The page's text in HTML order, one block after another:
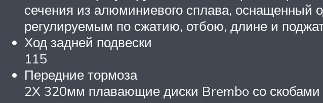
сечения из алюминиевого сплава, оснащенный
регулируемым по сжатию, отбою, длине и
Ход задней подвески
115
Передние тормоза
2X 320мм плавающие диски Brembo со